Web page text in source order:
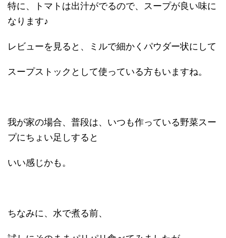
特に、トマトは出汁がでるので、スープが良い味に
なります♪
レビューを見ると、ミルで細かくパウダー状にして
スープストックとして使っている方もいますね。
我が家の場合、普段は、いつも作っている野菜スー
プにちょい足しすると
いい感じかも。
ちなみに、水で煮る前、